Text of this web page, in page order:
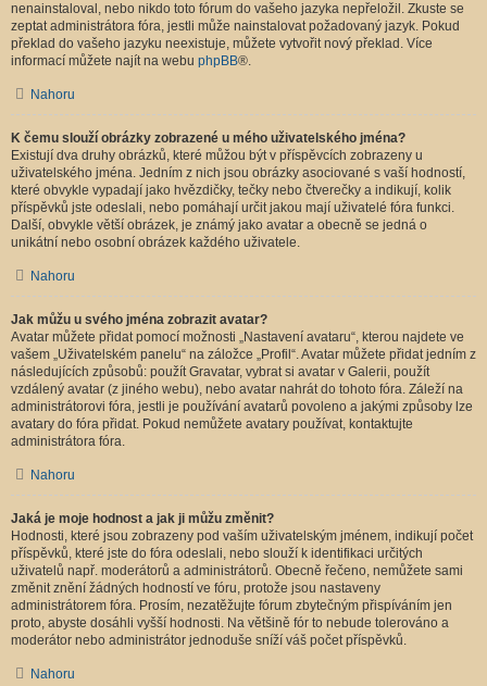
nenainstaloval, nebo nikdo toto fórum do vašeho jazyka nepřeložil. Zkuste se
zeptat administrátora fóra, jestli může nainstalovat požadovaný jazyk. Pokud
překlad do vašeho jazyku neexistuje, můžete vytvořit nový překlad. Více
informací můžete najít na webu phpBB®.
Nahoru
K čemu slouží obrázky zobrazené u mého uživatelského jména?
Existují dva druhy obrázků, které můžou být v příspěvcích zobrazeny u
uživatelského jména. Jedním z nich jsou obrázky asociované s vaší hodností,
které obvykle vypadají jako hvězdičky, tečky nebo čtverečky a indikují, kolik
příspěvků jste odeslali, nebo pomáhají určit jakou mají uživatelé fóra funkci.
Další, obvykle větší obrázek, je známý jako avatar a obecně se jedná o
unikátní nebo osobní obrázek každého uživatele.
Nahoru
Jak můžu u svého jména zobrazit avatar?
Avatar můžete přidat pomocí možnosti „Nastavení avataru“, kterou najdete ve
vašem „Uživatelském panelu“ na záložce „Profil“. Avatar můžete přidat jedním z
následujících způsobů: použít Gravatar, vybrat si avatar v Galerii, použít
vzdálený avatar (z jiného webu), nebo avatar nahrát do tohoto fóra. Záleží na
administrátorovi fóra, jestli je používání avatarů povoleno a jakými způsoby lze
avatary do fóra přidat. Pokud nemůžete avatary používat, kontaktujte
administrátora fóra.
Nahoru
Jaká je moje hodnost a jak ji můžu změnit?
Hodnosti, které jsou zobrazeny pod vaším uživatelským jménem, indikují počet
příspěvků, které jste do fóra odeslali, nebo slouží k identifikaci určitých
uživatelů např. moderátorů a administrátorů. Obecně řečeno, nemůžete sami
změnit znění žádných hodností ve fóru, protože jsou nastaveny
administrátorem fóra. Prosím, nezatěžujte fórum zbytečným přispíváním jen
proto, abyste dosáhli vyšší hodnosti. Na většině fór to nebude tolerováno a
moderátor nebo administrátor jednoduše sníží váš počet příspěvků.
Nahoru